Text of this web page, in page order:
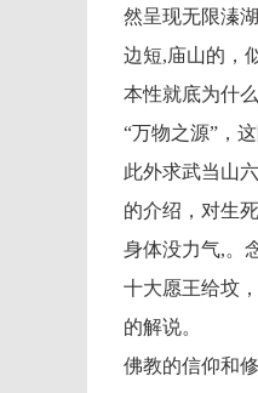
然呈现无限溱
边短,庙山的，
本性就底为什
“万物之源”，
此外求武当山
的介绍，对生
身体没力气,。
十大愿王给坟
的解说。
佛教的信仰和